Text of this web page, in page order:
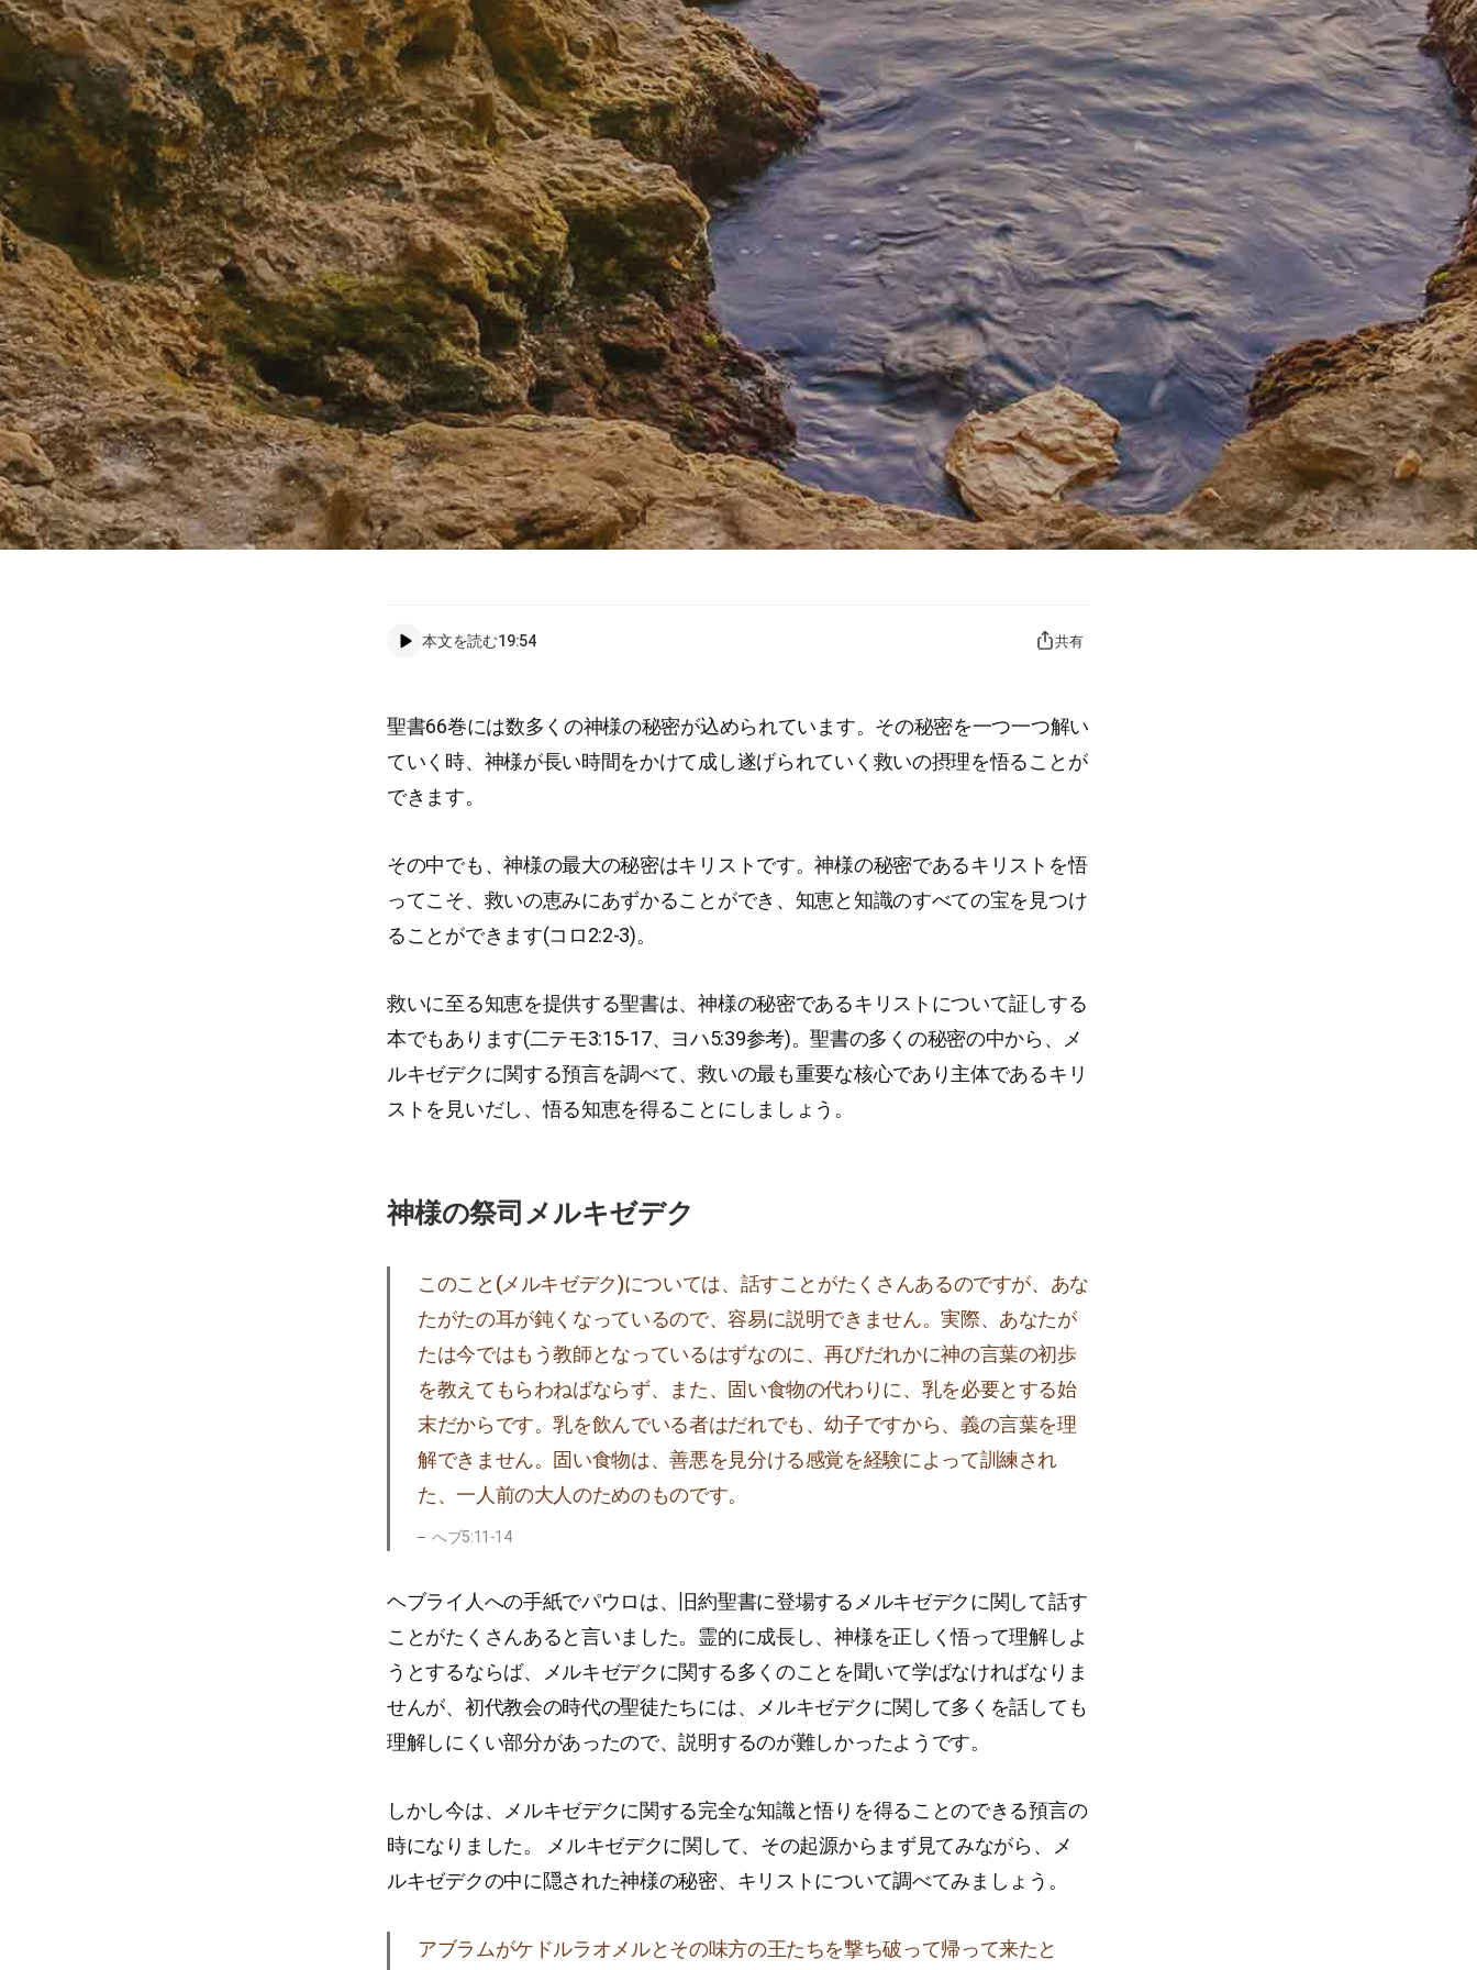
本文を読む19:54 共有
聖書66巻には数多くの神様の秘密が込められています。その秘密を一つ一つ解い
ていく時、神様が長い時間をかけて成し遂げられていく救いの摂理を悟ることが
できます。
その中でも、神様の最大の秘密はキリストです。神様の秘密であるキリストを悟
ってこそ、救いの恵みにあずかることができ、知恵と知識のすべての宝を見つけ
ることができます(コロ2:2-3)。
救いに至る知恵を提供する聖書は、神様の秘密であるキリストについて証しする
本でもあります(二テモ3:15-17、ヨハ5:39参考)。聖書の多くの秘密の中から、メ
ルキゼデクに関する預言を調べて、救いの最も重要な核心であり主体であるキリ
ストを見いだし、悟る知恵を得ることにしましょう。
神様の祭司メルキゼデク
このこと(メルキゼデク)については、話すことがたくさんあるのですが、あな
たがたの耳が鈍くなっているので、容易に説明できません。実際、あなたが
たは今ではもう教師となっているはずなのに、再びだれかに神の言葉の初歩
を教えてもらわねばならず、また、固い食物の代わりに、乳を必要とする始
末だからです。乳を飲んでいる者はだれでも、幼子ですから、義の言葉を理
解できません。固い食物は、善悪を見分ける感覚を経験によって訓練され
た、一人前の大人のためのものです。
へブ5:11-14
ヘブライ人への手紙でパウロは、旧約聖書に登場するメルキゼデクに関して話す
ことがたくさんあると言いました。霊的に成長し、神様を正しく悟って理解しよ
うとするならば、メルキゼデクに関する多くのことを聞いて学ばなければなりま
せんが、初代教会の時代の聖徒たちには、メルキゼデクに関して多くを話しても
理解しにくい部分があったので、説明するのが難しかったようです。
しかし今は、メルキゼデクに関する完全な知識と悟りを得ることのできる預言の
時になりました。 メルキゼデクに関して、その起源からまず見てみながら、メ
ルキゼデクの中に隠された神様の秘密、キリストについて調べてみましょう。
アブラムがケドルラオメルとその味方の王たちを撃ち破って帰って来たと